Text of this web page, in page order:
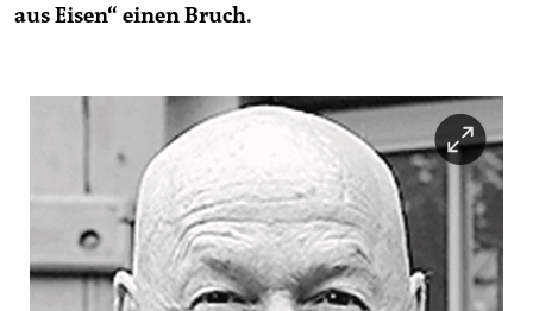
aus Eisen“ einen Bruch.